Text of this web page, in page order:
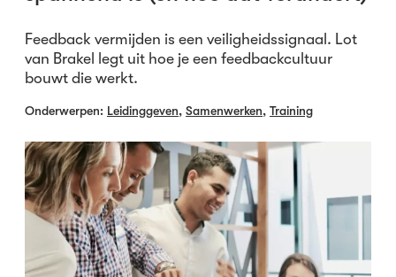
Feedback vermijden is een veiligheidssignaal. Lot
van Brakel legt uit hoe je een feedbackcultuur
bouwt die werkt.
Onderwerpen: Leidinggeven, Samenwerken, Training